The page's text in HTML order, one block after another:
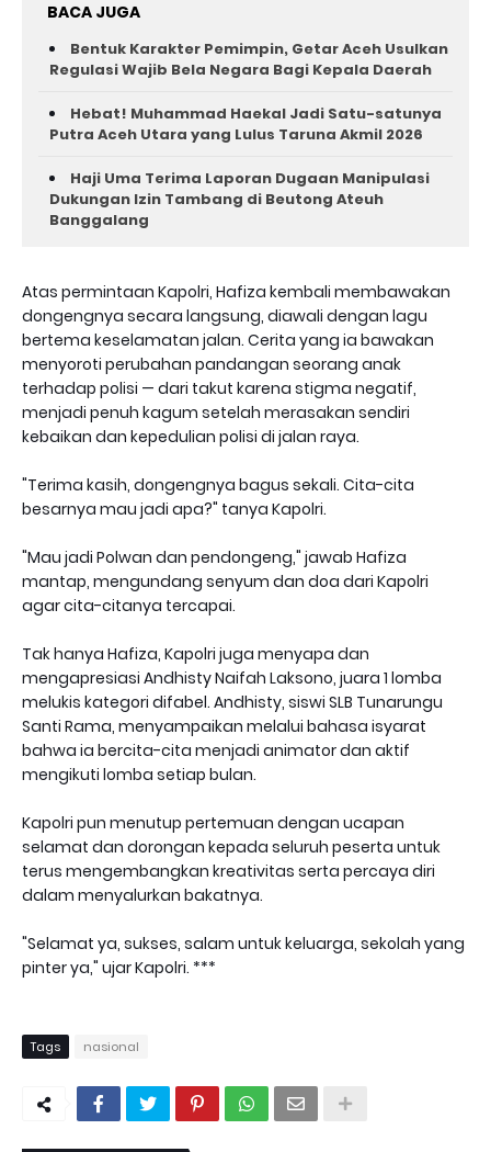
BACA JUGA
Bentuk Karakter Pemimpin, Getar Aceh Usulkan
Regulasi Wajib Bela Negara Bagi Kepala Daerah
Hebat! Muhammad Haekal Jadi Satu-satunya
Putra Aceh Utara yang Lulus Taruna Akmil 2026
Haji Uma Terima Laporan Dugaan Manipulasi
Dukungan Izin Tambang di Beutong Ateuh
Banggalang
Atas permintaan Kapolri, Hafiza kembali membawakan
dongengnya secara langsung, diawali dengan lagu
bertema keselamatan jalan. Cerita yang ia bawakan
menyoroti perubahan pandangan seorang anak
terhadap polisi — dari takut karena stigma negatif,
menjadi penuh kagum setelah merasakan sendiri
kebaikan dan kepedulian polisi di jalan raya.
"Terima kasih, dongengnya bagus sekali. Cita-cita
besarnya mau jadi apa?" tanya Kapolri.
"Mau jadi Polwan dan pendongeng," jawab Hafiza
mantap, mengundang senyum dan doa dari Kapolri
agar cita-citanya tercapai.
Tak hanya Hafiza, Kapolri juga menyapa dan
mengapresiasi Andhisty Naifah Laksono, juara 1 lomba
melukis kategori difabel. Andhisty, siswi SLB Tunarungu
Santi Rama, menyampaikan melalui bahasa isyarat
bahwa ia bercita-cita menjadi animator dan aktif
mengikuti lomba setiap bulan.
Kapolri pun menutup pertemuan dengan ucapan
selamat dan dorongan kepada seluruh peserta untuk
terus mengembangkan kreativitas serta percaya diri
dalam menyalurkan bakatnya.
"Selamat ya, sukses, salam untuk keluarga, sekolah yang
pinter ya," ujar Kapolri. ***
Tags nasional